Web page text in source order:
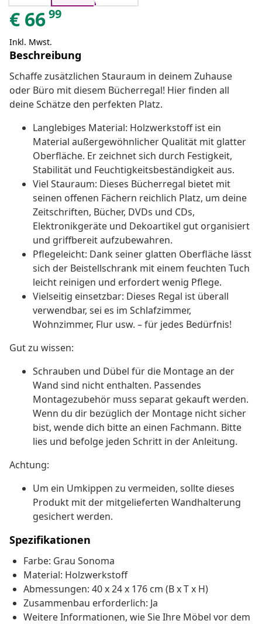
€ 6699
Inkl. Mwst.
Beschreibung
Schaffe zusätzlichen Stauraum in deinem Zuhause
oder Büro mit diesem Bücherregal! Hier finden all
deine Schätze den perfekten Platz.
Langlebiges Material: Holzwerkstoff ist ein
Material außergewöhnlicher Qualität mit glatter
Oberfläche. Er zeichnet sich durch Festigkeit,
Stabilität und Feuchtigkeitsbeständigkeit aus.
Viel Stauraum: Dieses Bücherregal bietet mit
seinen offenen Fächern reichlich Platz, um deine
Zeitschriften, Bücher, DVDs und CDs,
Elektronikgeräte und Dekoartikel gut organisiert
und griffbereit aufzubewahren.
Pflegeleicht: Dank seiner glatten Oberfläche lässt
sich der Beistellschrank mit einem feuchten Tuch
leicht reinigen und erfordert wenig Pflege.
Vielseitig einsetzbar: Dieses Regal ist überall
verwendbar, sei es im Schlafzimmer,
Wohnzimmer, Flur usw. – für jedes Bedürfnis!
Gut zu wissen:
Schrauben und Dübel für die Montage an der
Wand sind nicht enthalten. Passendes
Montagezubehör muss separat gekauft werden.
Wenn du dir bezüglich der Montage nicht sicher
bist, wende dich bitte an einen Fachmann. Bitte
lies und befolge jeden Schritt in der Anleitung.
Achtung:
Um ein Umkippen zu vermeiden, sollte dieses
Produkt mit der mitgelieferten Wandhalterung
gesichert werden.
Spezifikationen
Farbe: Grau Sonoma
Material: Holzwerkstoff
Abmessungen: 40 x 24 x 176 cm (B x T x H)
Zusammenbau erforderlich: Ja
Weitere Informationen, wie Sie Ihre Möbel vor dem